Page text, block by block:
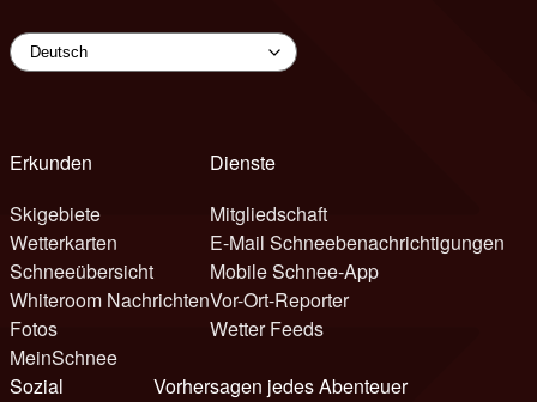
Erkunden
Skigebiete
Wetterkarten
Schneeübersicht
Whiteroom Nachrichten
Fotos
MeinSchnee
Dienste
Mitgliedschaft
E-Mail Schneebenachrichtigungen
Mobile Schnee-App
Vor-Ort-Reporter
Wetter Feeds
Sozial
Vorhersagen jedes Abenteuer